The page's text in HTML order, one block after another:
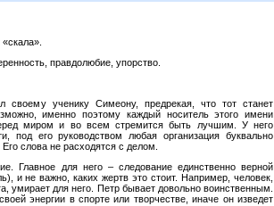
«скала».
правдолюбие, упорство.
своему ученику Симеону, предрекая, что тот станет
именно поэтому каждый носитель этого имени
миром и во всем стремится быть лучшим. У него
под его руководством любая организация буквально
Его слова не расходятся с делом.
Главное для него – следование единственно верной
и не важно, каких жертв это стоит. Например, человек,
умирает для него. Петр бывает довольно воинственным.
энергии в спорте или творчестве, иначе он изведет